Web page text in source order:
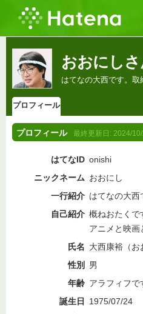
おおにし
はてなの大西です。
プロフィール
プロフィール 最終更新日: 2024/
はてなID onishi
ニックネーム おおにし
一行紹介 はてなの大
自己紹介 概ねおたくで
アニメと映
氏名 大西康裕（お
性別
男
年齢 アラフィフで
誕生日
1975/07/24